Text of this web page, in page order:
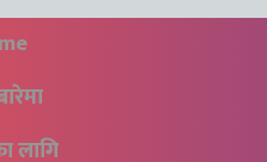
लागि